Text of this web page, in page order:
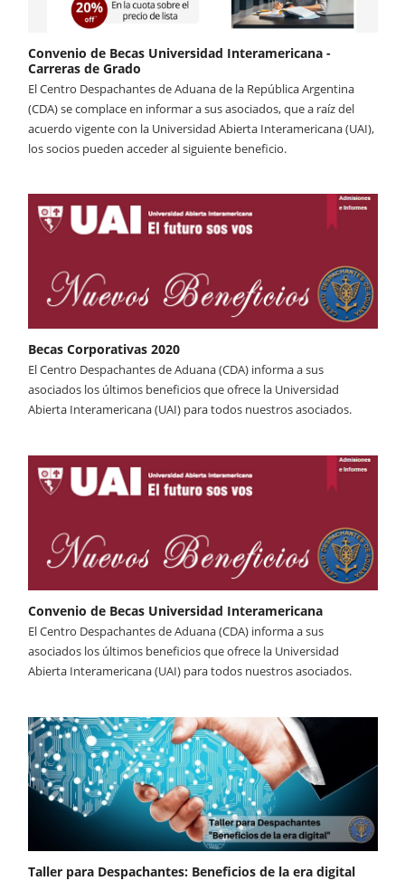
Convenio de Becas Universidad Interamericana -
Carreras de Grado
El Centro Despachantes de Aduana de la República Argentina
(CDA) se complace en informar a sus asociados, que a raíz del
acuerdo vigente con la Universidad Abierta Interamericana (UAI),
los socios pueden acceder al siguiente beneficio.
Becas Corporativas 2020
El Centro Despachantes de Aduana (CDA) informa a sus
asociados los últimos beneficios que ofrece la Universidad
Abierta Interamericana (UAI) para todos nuestros asociados.
Convenio de Becas Universidad Interamericana
El Centro Despachantes de Aduana (CDA) informa a sus
asociados los últimos beneficios que ofrece la Universidad
Abierta Interamericana (UAI) para todos nuestros asociados.
Taller para Despachantes: Beneficios de la era digital